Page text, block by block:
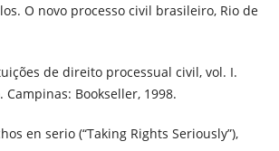
O novo processo civil brasileiro, Rio de
de direito processual civil, vol. I.
Bookseller, 1998.
en serio (“Taking Rights Seriously”),